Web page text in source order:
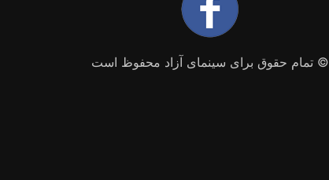
© تمام حقوق برای سینمای آزاد محفوظ است